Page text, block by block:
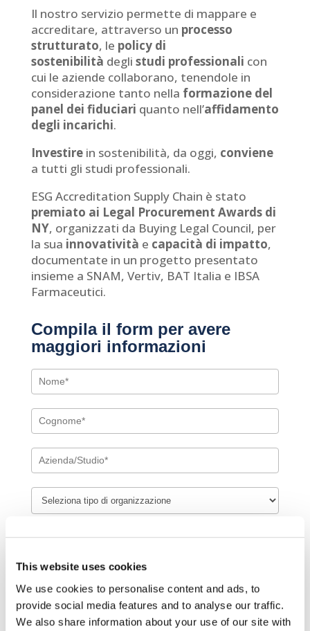
This website uses cookies
We use cookies to personalise content and ads, to
provide social media features and to analyse our traffic.
We also share information about your use of our site with
Il nostro servizio permette di mappare e
accreditare, attraverso un processo
strutturato, le policy di
sostenibilità degli studi professionali con
cui le aziende collaborano, tenendole in
considerazione tanto nella formazione del
panel dei fiduciari quanto nell’affidamento
degli incarichi.
Investirein sostenibilità, da oggi, conviene
a tutti gli studi professionali.
ESG Accreditation Supply Chain è stato
premiato ai Legal Procurement Awards di
NY, organizzati da Buying Legal Council, per
la sua innovatività e capacità di impatto,
documentate in un progetto presentato
insieme a SNAM, Vertiv, BAT Italia e IBSA
Farmaceutici.
Compila il form per avere
maggiori informazioni